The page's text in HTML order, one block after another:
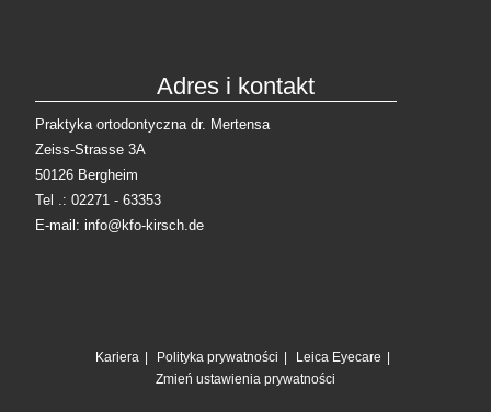
Adres i kontakt
Praktyka ortodontyczna dr. Mertensa
Zeiss-Strasse 3A
50126 Bergheim
Tel .: 02271 - 63353
E-mail: info@kfo-kirsch.de
Kariera Polityka prywatności
Leica Eyecare
Zmień ustawienia prywatności